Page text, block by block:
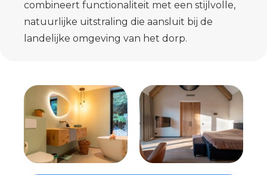
combineert functionaliteit met een stijlvolle,
natuurlijke uitstraling die aansluit bij de
landelijke omgeving van het dorp.